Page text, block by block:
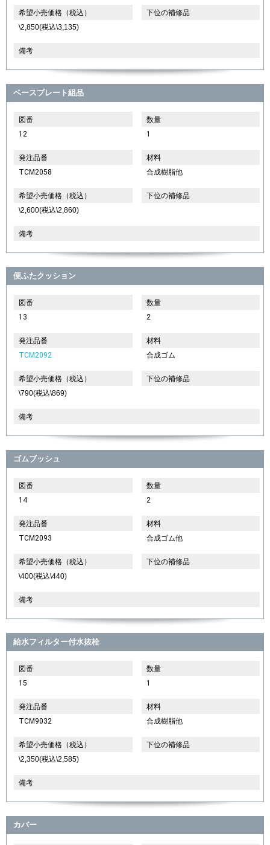
希望小売価格（税込）
\2,850(税込\3,135)
下位の補修品
備考
ベースプレート組品
図番
12
数量
1
発注品番
TCM2058
材料
合成樹脂他
希望小売価格（税込）
\2,600(税込\2,860)
下位の補修品
備考
便ふたクッション
図番
13
数量
2
発注品番
TCM2092
材料
合成ゴム
希望小売価格（税込）
\790(税込\869)
下位の補修品
備考
ゴムブッシュ
図番
14
数量
2
発注品番
TCM2093
材料
合成ゴム他
希望小売価格（税込）
\400(税込\440)
下位の補修品
備考
給水フィルター付水抜栓
図番
15
数量
1
発注品番
TCM9032
材料
合成樹脂他
希望小売価格（税込）
\2,350(税込\2,585)
下位の補修品
備考
カバー